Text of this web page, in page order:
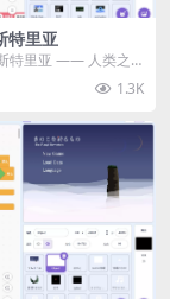
特里亚
特里亚 —— 人类之
交汇之地 📖 游戏简
1.3K